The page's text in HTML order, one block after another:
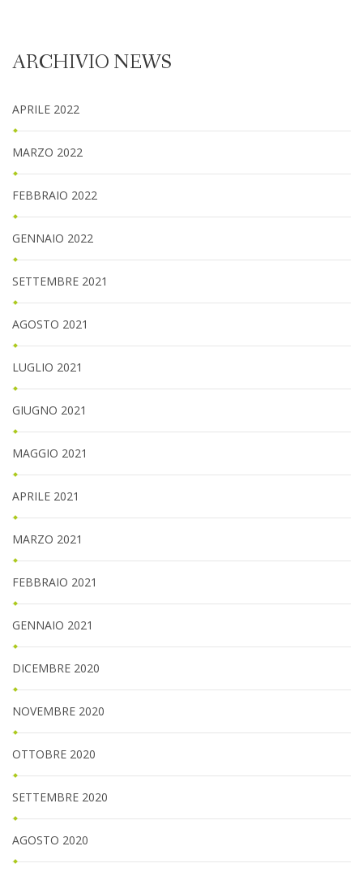
ARCHIVIO NEWS
APRILE 2022
MARZO 2022
FEBBRAIO 2022
GENNAIO 2022
SETTEMBRE 2021
AGOSTO 2021
LUGLIO 2021
GIUGNO 2021
MAGGIO 2021
APRILE 2021
MARZO 2021
FEBBRAIO 2021
GENNAIO 2021
DICEMBRE 2020
NOVEMBRE 2020
OTTOBRE 2020
SETTEMBRE 2020
AGOSTO 2020